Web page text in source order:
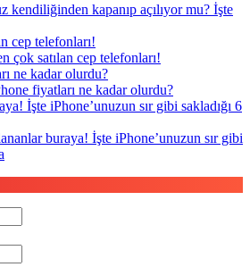
kendiliğinden kapanıp açılıyor mu? İşte
çok satılan cep telefonları!
fiyatları ne kadar olurdu?
buraya! İşte iPhone’unuzun sır gibi